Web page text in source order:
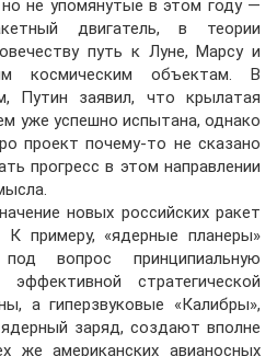
не упомянутые в этом году —
двигатель, в теории
путь к Луне, Марсу и
космическим объектам. В
Путин заявил, что крылатая
уже успешно испытана, однако
проект почему-то не сказано
прогресс в этом направлении
новых российских ракет
примеру, «ядерные планеры»
вопрос принципиальную
стратегической
а гиперзвуковые «Калибры»,
заряд, создают вполне
же американских авианосных